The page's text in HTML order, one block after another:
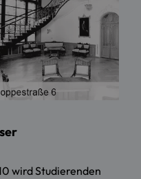
wird Studierenden